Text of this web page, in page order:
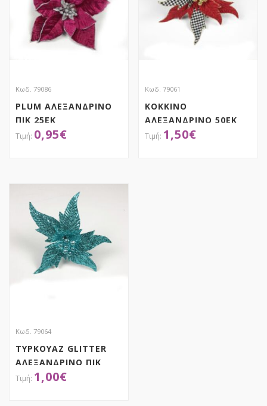
Κωδ. 79086
PLUM ΑΛΕΞΑΝΔΡΙΝΟ
ΠΙΚ 25ΕΚ
0,95€
Κωδ. 79061
ΚΟΚΚΙΝΟ
ΑΛΕΞΑΝΔΡΙΝΟ 50ΕΚ
ΚΑΡΩ (ΜΑΥΡΟ-ΛΕΥΚΟ)
1,50€
Κωδ. 79064
ΤΥΡΚΟΥΑΖ GLITTER
ΑΛΕΞΑΝΔΡΙΝΟ ΠΙΚ
25ΕΚ1,00€